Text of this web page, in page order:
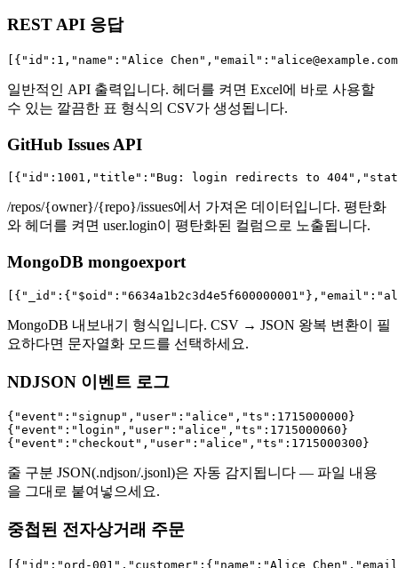
REST API 응답
[{"id":1,"name":"Alice
일반적인 API 출력입니다. 헤더를 켜면 Excel에 바로 사용할
수 있는 깔끔한 표 형식의 CSV가 생성됩니다.
GitHub Issues API
[{"id":1001,"title":"Bug: login redirects to
/repos/{owner}/{repo}/issues에서 가져온 데이터입니다. 평탄화
와 헤더를 켜면 user.login이 평탄화된 컬럼으로 노출됩니다.
MongoDB mongoexport
MongoDB 내보내기 형식입니다. CSV → JSON 왕복 변환이 필
요하다면 문자열화 모드를 선택하세요.
NDJSON 이벤트 로그
{"event":"signup","user":"alice","ts":1715000000}
{"event":"login","user":"alice","ts":1715000060}
{"event":"checkout","user":"alice","ts":1715000300}
줄 구분 JSON(.ndjson/.jsonl)은 자동 감지됩니다 — 파일 내용
을 그대로 붙여넣으세요.
중첩된 전자상거래 주문
[{"id":"ord-001","customer":{"name":"Alice